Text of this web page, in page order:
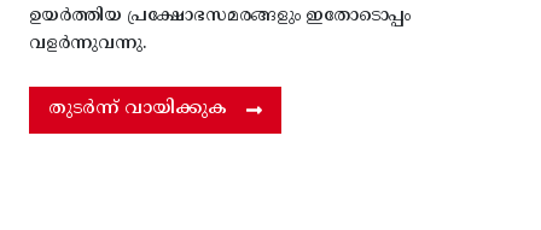
ഉയർത്തിയ പ്രക്ഷോഭസമരങ്ങളും ഇതോടൊപ്പം
വളർന്നുവന്നു.
തുടർന്ന് വായിക്കുക